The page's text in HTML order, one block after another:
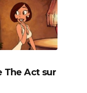
The Act sur